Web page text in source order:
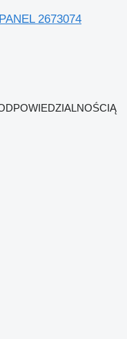
2673074